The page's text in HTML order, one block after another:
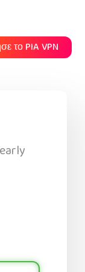
το PIA VPN